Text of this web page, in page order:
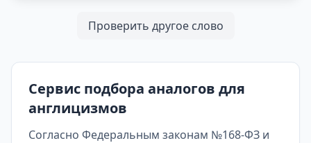
Проверить другое слово
Сервис подбора аналогов для
англицизмов
Согласно Федеральным законам №168-ФЗ и